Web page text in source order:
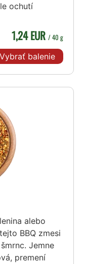
ochutí
1,24 EUR / 40 g
Vybrať balenie
alebo
BBQ zmesi
Jemne
premení